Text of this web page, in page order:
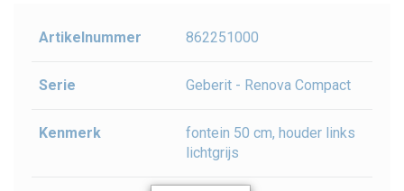
Artikelnummer 862251000
Serie Geberit - Renova Compact
Kenmerk
fontein 50 cm, houder links
lichtgrijs